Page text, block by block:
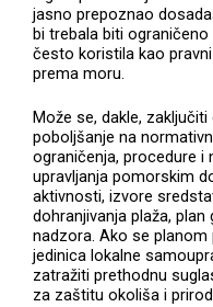
jasno prepoznao
bi trebala biti
često koristila kao
prema moru.
Može se, dakle,
poboljšanje na
ograničenja, procedure i
upravljanja pomorskim
aktivnosti, izvore
dohranjivanja plaža,
nadzora. Ako se planom
jedinica lokalne
zatražiti prethodnu
za zaštitu okoliša i